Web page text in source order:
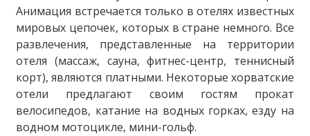
Анимация встречается только в отелях известных
мировых цепочек, которых в стране немного. Все
развлечения, представленные на территории
отеля (массаж, сауна, фитнес-центр, теннисный
корт), являются платными. Некоторые хорватские
отели предлагают своим гостям прокат
велосипедов, катание на водных горках, езду на
водном мотоцикле, мини-гольф.